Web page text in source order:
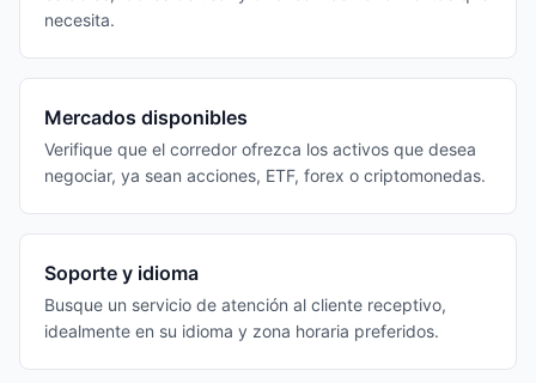
necesita.
Mercados disponibles
Verifique que el corredor ofrezca los activos que desea
negociar, ya sean acciones, ETF, forex o criptomonedas.
Soporte y idioma
Busque un servicio de atención al cliente receptivo,
idealmente en su idioma y zona horaria preferidos.